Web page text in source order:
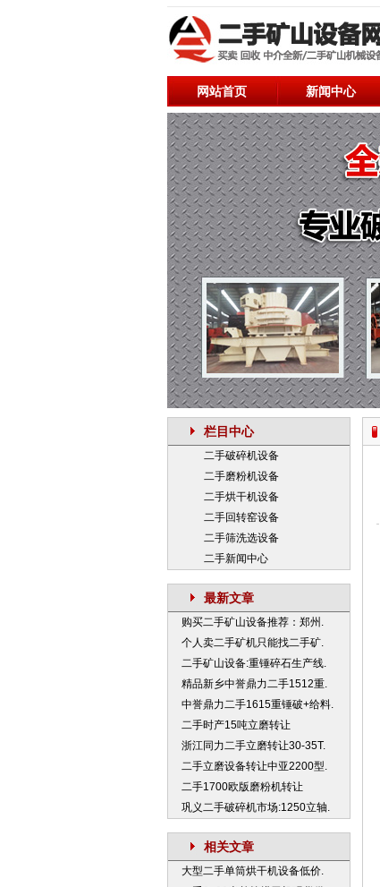
网站首页 新闻中心
栏目中心
二手破碎机设备
二手磨粉机设备
二手烘干机设备
二手回转窑设备
二手筛洗选设备
二手新闻中心
最新文章
购买二手矿山设备推荐：郑州.
个人卖二手矿机只能找二手矿.
二手矿山设备:重锤碎石生产线.
精品新乡中誉鼎力二手1512重.
中誉鼎力二手1615重锤破+给料.
二手时产15吨立磨转让
浙江同力二手立磨转让30-35T.
二手立磨设备转让中亚2200型.
二手1700欧版磨粉机转让
巩义二手破碎机市场:1250立轴.
相关文章
大型二手单筒烘干机设备低价.